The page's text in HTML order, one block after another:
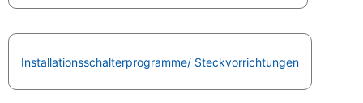
Installationsschalterprogramme/ Steckvorrichtungen